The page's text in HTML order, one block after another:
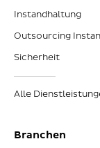
Instandhaltung
Outsourcing
Sicherheit
Alle
Branchen